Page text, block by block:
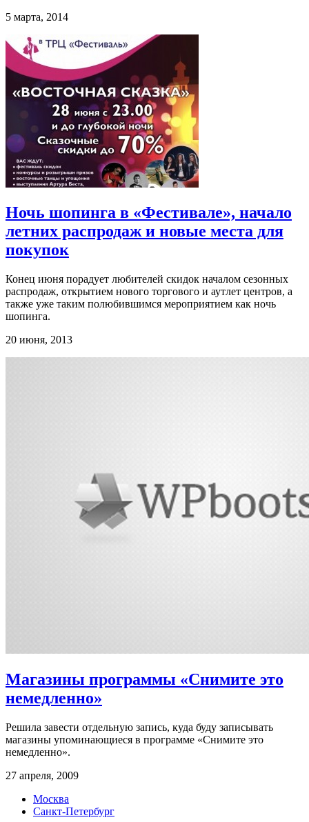
5 марта, 2014
Ночь шопинга в «Фестивале», начало
летних распродаж и новые места для
покупок
Конец июня порадует любителей скидок началом сезонных
распродаж, открытием нового торгового и аутлет центров, а
также уже таким полюбившимся мероприятием как ночь
шопинга.
20 июня, 2013
Магазины программы «Снимите это
немедленно»
Решила завести отдельную запись, куда буду записывать
магазины упоминающиеся в программе «Снимите это
немедленно».
27 апреля, 2009
Москва
Санкт-Петербург